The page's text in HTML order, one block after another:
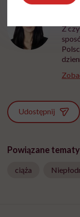
Z
Udostępnij
Powiązane
ciąża